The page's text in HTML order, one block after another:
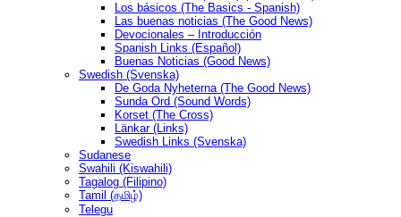
Los básicos (The Basics - Spanish)
Las buenas noticias (The Good News)
Devocionales – Introducción
Spanish Links (Español)
Buenas Noticias (Good News)
Swedish (Svenska)
De Goda Nyheterna (The Good News)
Sunda Ord (Sound Words)
Korset (The Cross)
Länkar (Links)
Swedish Links (Svenska)
Sudanese
Swahili (Kiswahili)
Tagalog (Filipino)
Tamil (தமிழ்)
Telegu